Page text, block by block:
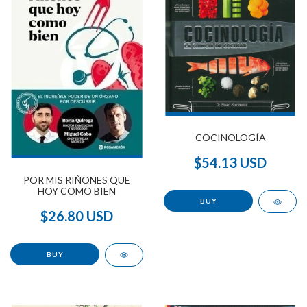
POR MIS RIÑONES QUE
HOY COMO BIEN
$26.80 USD
COCINOLOGÍA
$54.13 USD